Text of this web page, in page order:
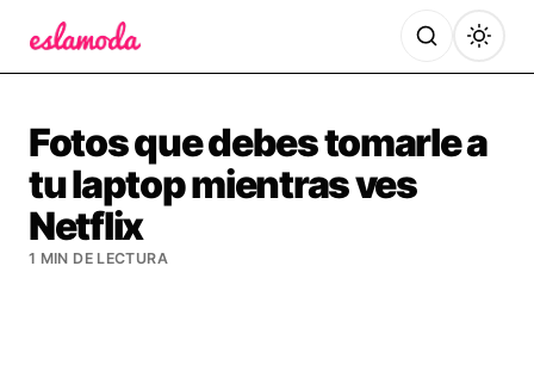
Fotos que debes tomarle a
tu laptop mientras ves
Netflix
1 MIN DE LECTURA